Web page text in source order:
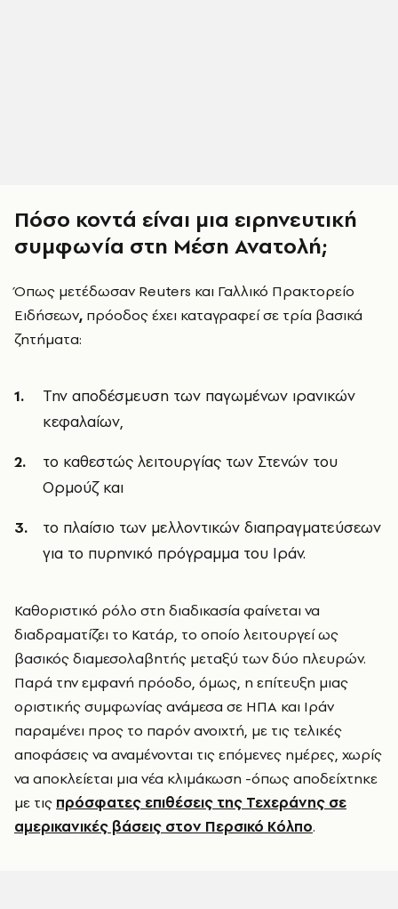
Πόσο κοντά είναι μια ειρηνευτική
συμφωνία στη Μέση Ανατολή;
Όπως μετέδωσαν Reuters και Γαλλικό Πρακτορείο
Ειδήσεων, πρόοδος έχει καταγραφεί σε τρία βασικά
ζητήματα:
Την αποδέσμευση των παγωμένων ιρανικών
κεφαλαίων,
το καθεστώς λειτουργίας των Στενών του
Ορμούζ και
το πλαίσιο των μελλοντικών διαπραγματεύσεων
για το πυρηνικό πρόγραμμα του Ιράν.
Καθοριστικό ρόλο στη διαδικασία φαίνεται να
διαδραματίζει το Κατάρ, το οποίο λειτουργεί ως
βασικός διαμεσολαβητής μεταξύ των δύο πλευρών.
Παρά την εμφανή πρόοδο, όμως, η επίτευξη μιας
οριστικής συμφωνίας ανάμεσα σε ΗΠΑ και Ιράν
παραμένει προς το παρόν ανοιχτή, με τις τελικές
αποφάσεις να αναμένονται τις επόμενες ημέρες, χωρίς
να αποκλείεται μια νέα κλιμάκωση -όπως αποδείχτηκε
με τις πρόσφατες επιθέσεις της Τεχεράνης σε
αμερικανικές βάσεις στον Περσικό Κόλπο.